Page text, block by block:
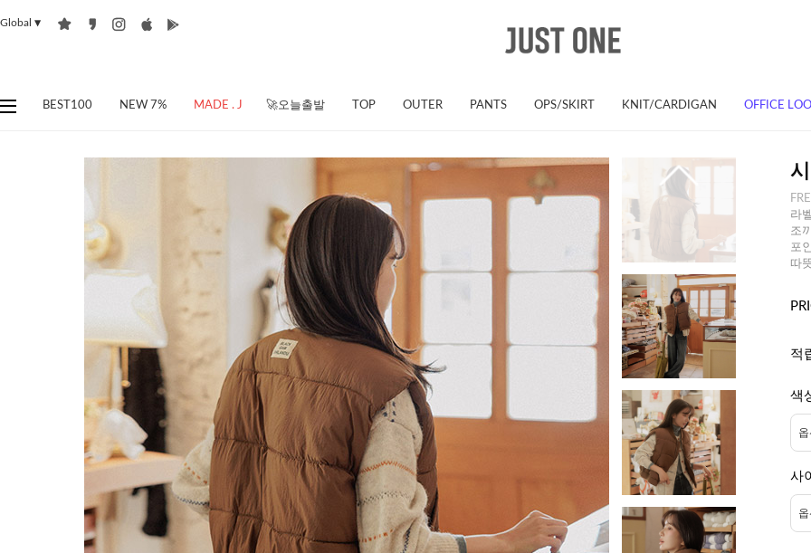
Global ▼
BEST100 NEW 7% MADE . J 🚀오늘출발 TOP OUTER PANTS OPS/SKIRT KNIT/CARDIGAN OFFICE
라
조
포
따
적
색
사